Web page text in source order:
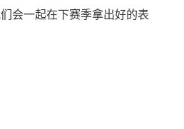
会一起在下赛季拿出好的表